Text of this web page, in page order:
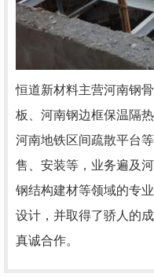
恒道新材料主营河南钢
板、河南钢边框保温隔
河南地铁区间疏散平台
售、安装等，业务遍及
钢结构建材等领域的专
设计，并取得了骄人的
真诚合作。